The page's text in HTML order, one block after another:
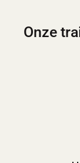
Onze